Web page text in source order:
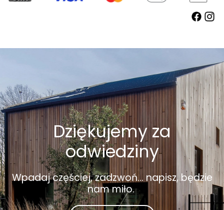
Dziękujemy za
odwiedziny
Wpadaj częściej, zadzwoń... napisz, będzie
nam miło.